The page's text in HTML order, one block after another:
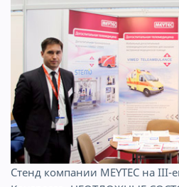
Стенд компании MEYTEC на